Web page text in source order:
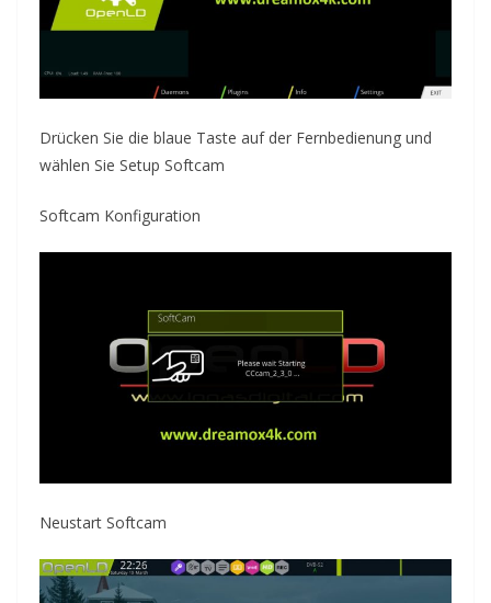
Drücken Sie die blaue Taste auf der Fernbedienung und
wählen Sie Setup Softcam
Softcam Konfiguration
Neustart Softcam